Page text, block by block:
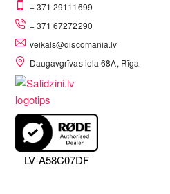
+ 371 29111699
+ 371 67272290
veikals@discomania.lv
Daugavgrīvas iela 68A, Rīga
LV-A58C07DF